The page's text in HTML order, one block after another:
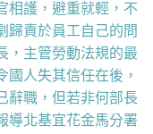
相護，避重就輕，不
歸責於員工自己的問
，主管勞動法規的最
國人失其信任在後，
辭職，但若非何部長
導北基宜花金馬分署